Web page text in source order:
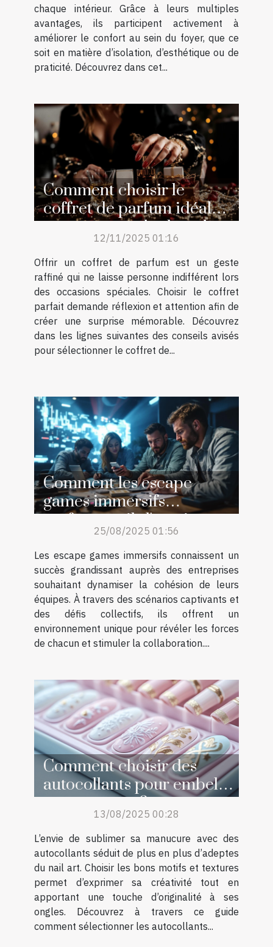
chaque intérieur. Grâce à leurs multiples
avantages, ils participent activement à
améliorer le confort au sein du foyer, que ce
soit en matière d’isolation, d’esthétique ou de
praticité. Découvrez dans cet...
Comment choisir le
coffret de parfum idéal
pour surprendre lors des
occasions spéciales ?
12/11/2025 01:16
Offrir un coffret de parfum est un geste
raffiné qui ne laisse personne indifférent lors
des occasions spéciales. Choisir le coffret
parfait demande réflexion et attention afin de
créer une surprise mémorable. Découvrez
dans les lignes suivantes des conseils avisés
pour sélectionner le coffret de...
Comment les escape
games immersifs
renforcent-ils l'esprit
d'équipe ?25/08/2025 01:56
Les escape games immersifs connaissent un
succès grandissant auprès des entreprises
souhaitant dynamiser la cohésion de leurs
équipes. À travers des scénarios captivants et
des défis collectifs, ils offrent un
environnement unique pour révéler les forces
de chacun et stimuler la collaboration....
Comment choisir des
autocollants pour embellir
sa manucure ?
13/08/2025 00:28
L’envie de sublimer sa manucure avec des
autocollants séduit de plus en plus d’adeptes
du nail art. Choisir les bons motifs et textures
permet d’exprimer sa créativité tout en
apportant une touche d’originalité à ses
ongles. Découvrez à travers ce guide
comment sélectionner les autocollants...